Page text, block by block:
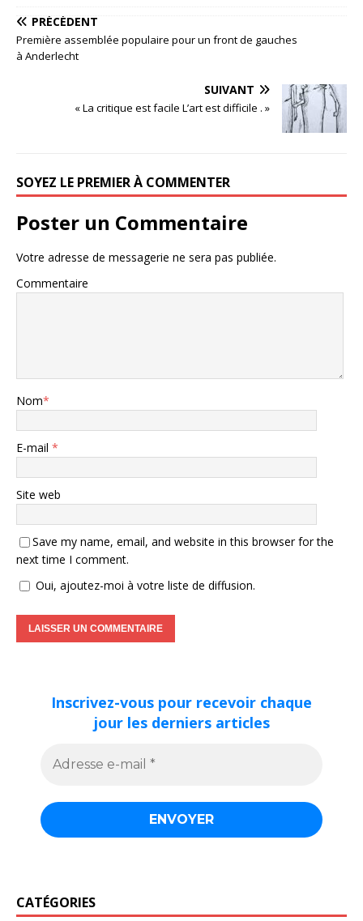
PRÉCÉDENT
Première assemblée populaire pour un front de gauches
à Anderlecht
SUIVANT
« La critique est facile L’art est difficile . »
SOYEZ LE PREMIER À COMMENTER
Poster un Commentaire
Votre adresse de messagerie ne sera pas publiée.
Commentaire
Nom*
E-mail *
Site web
Save my name, email, and website in this browser for the
next time I comment.
Oui, ajoutez-moi à votre liste de diffusion.
Inscrivez-vous pour recevoir chaque
jour les derniers articles
CATÉGORIES